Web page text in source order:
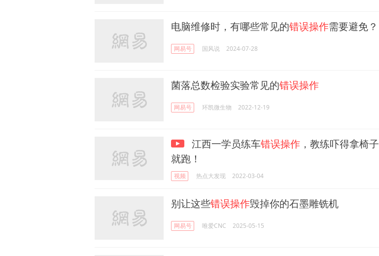
电脑维修时，有哪些常见的错误操作需要避免？
网易号 国风说 2024-07-28
菌落总数检验实验常见的错误操作
网易号 环凯微生物 2022-12-19
江西一学员练车错误操作 ，教练吓得拿椅子
就跑！
视频 热点大发现 2022-03-04
别让这些错误操作毁掉你的石墨雕铣机
网易号 唯爱CNC 2025-05-15